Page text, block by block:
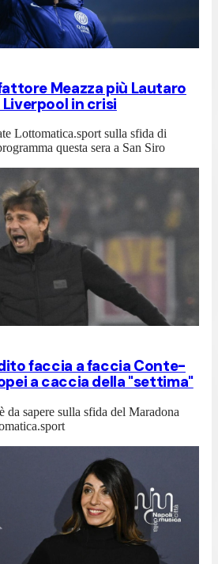
Meazza più Lautaro
in crisi
Lottomatica.sport sulla sfida di
questa sera a San Siro
faccia a faccia Conte-
a caccia della "settima"
da sapere sulla sfida del Maradona